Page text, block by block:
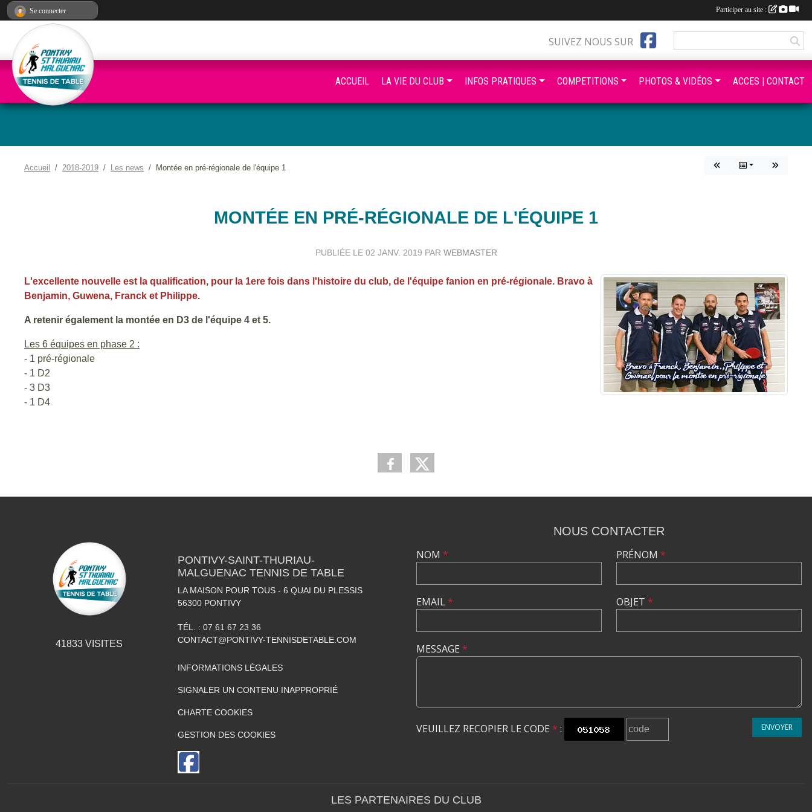
Accueil 2018-2019 Les news Montée en pré-régionale de l'équipe 1
MONTÉE EN PRÉ-RÉGIONALE DE L'ÉQUIPE 1
PUBLIÉE LE 02 JANV. 2019 PAR WEBMASTER
L'excellente nouvelle est la qualification, pour la 1ere fois dans l'histoire du club, de l'équipe fanion en pré-régionale. Bravo à
Benjamin, Guwena, Franck et Philippe.
A retenir également la montée en D3 de l'équipe 4 et 5.
Les 6 équipes en phase 2 :
- 1 pré-régionale
- 1 D2
- 3 D3
- 1 D4
SUIVEZ NOUS SUR
ACCUEIL LA VIE DU CLUB INFOS PRATIQUES COMPETITIONS PHOTOS & VIDÉOS ACCES | CONTACT
41833VISITES
PONTIVY-SAINT-THURIAU-
MALGUENAC TENNIS DE TABLE
LA MAISON POUR TOUS - 6 QUAI DU PLESSIS
56300 PONTIVY
TÉL. : 07 61 67 23 36
CONTACT@PONTIVY-TENNISDETABLE.COM
INFORMATIONS LÉGALES
SIGNALER UN CONTENU INAPPROPRIÉ
CHARTE COOKIES
GESTION DES COOKIES
NOUS CONTACTER
NOM *
EMAIL*
PRÉNOM *
OBJET *
MESSAGE *
VEUILLEZ RECOPIER LE CODE * : ENVOYER
LES PARTENAIRES DU CLUB
Se connecter Participer au site :
Panneau de gestion des cookies